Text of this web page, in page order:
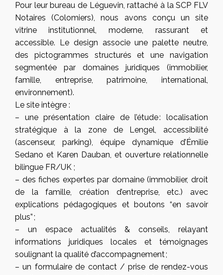
Pour leur bureau de Léguevin, rattaché à la SCP FLV
Notaires (Colomiers), nous avons conçu un site
vitrine institutionnel, moderne, rassurant et
accessible. Le design associe une palette neutre,
des pictogrammes structurés et une navigation
segmentée par domaines juridiques (immobilier,
famille, entreprise, patrimoine, international,
environnement).
Le site intègre :
– une présentation claire de l’étude : localisation
stratégique à la zone de Lengel, accessibilité
(ascenseur, parking), équipe dynamique d’Émilie
Sedano et Karen Dauban, et ouverture relationnelle
bilingue FR/UK ;
– des fiches expertes par domaine (immobilier, droit
de la famille, création d’entreprise, etc.) avec
explications pédagogiques et boutons “en savoir
plus” ;
– un espace actualités & conseils, relayant
informations juridiques locales et témoignages
soulignant la qualité d’accompagnement ;
– un formulaire de contact / prise de rendez-vous